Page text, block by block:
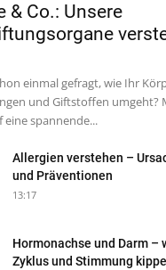
& Co.: Unsere
einmal gefragt, wie Ihr
und Giftstoffen umgeht?
spannende...
Allergien verstehen –
und Präventionen
13:17
Hormonachse und Darm –
Zyklus und Stimmung